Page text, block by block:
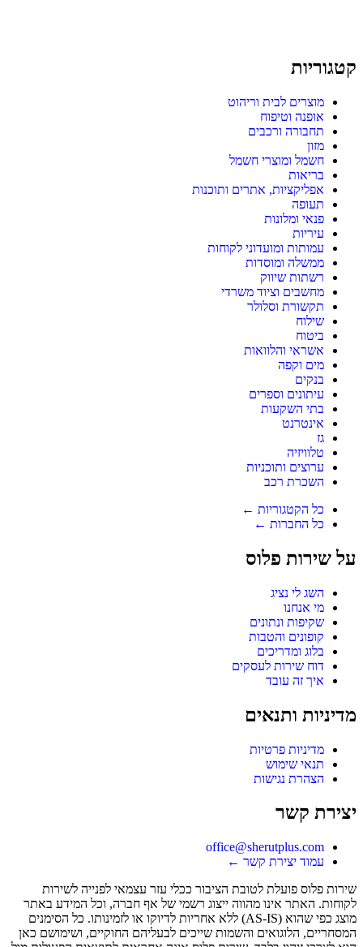
קטגוריות
מוצרים לבית וריהוט
אופנה וטיפוח
תחבורה ורכבים
מזון
חשמל ומוצרי חשמל
בריאות
אפליקציות, אתרים ותוכנות
תעופה
פנאי ומלונות
עיריות
עמותות ומועדוני לקוחות
ממשלה ומוסדות
רשתות שיווק
מחשבים וציוד משרדי
תקשורת וסלולר
שילוח
ביטוח
אשראי והלוואות
מים וקפה
בנקים
עיתונים וספרים
בתי השקעות
אינטרנט
גז
טלוויזיה
ערוצים ותוכניות
השכרת רכב
כל הקטגוריות ←
כל החברות ←
על שירות פלוס
השג לי נציג
מי אנחנו
שקיפות ונתונים
קופונים והטבות
בלוג ומדריכים
דוח שירות לעסקים
איך זה עובד
מדיניות ותנאים
מדיניות פרטיות
תנאי שימוש
הצהרת נגישות
יצירת קשר
office@sherutplus.com
עמוד יצירת קשר ←
שירות פלוס פועלת לטובת הציבור ככלי עזר עצמאי לפנייה לשירות
לקוחות. האתר אינו מהווה ייצוג רשמי של אף חברה, וכל המידע באתר
מוצג כפי שהוא (AS-IS) ללא אחריות לדיוקו או לזמינותו. כל הסימנים
המסחריים, הלוגואים והשמות שייכים לבעליהם החוקיים, ושימושם כאן